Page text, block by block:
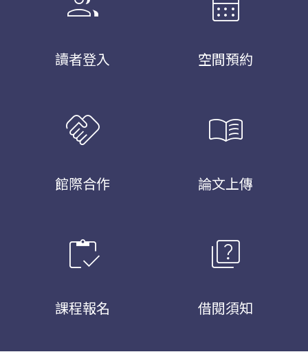
讀者登入 空間預約
handshake
館際合作
menu_book
論文上傳
inventory
課程報名
quiz
借閱須知